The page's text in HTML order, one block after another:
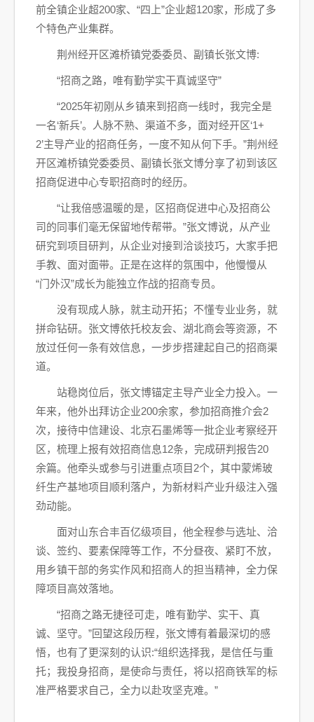
前全镇企业超200家、“四上”企业超120家，形成了多
个特色产业集群。
荆州经开区滩桥镇党委委员、副镇长张文博:
“招商之路，唯有勤学实干真诚坚守”
“2025年初刚从乡镇来到招商一线时，我完全是
一名‘新兵’。人脉不熟、渠道不多，面对经开区‘1+
2’主导产业的招商任务，一度不知从何下手。”荆州经
开区滩桥镇党委委员、副镇长张文博分享了初到该区
招商促进中心专职招商时的经历。
“让我倍感温暖的是，区招商促进中心及招商公
司的同事们毫无保留地传帮带。”张文博说，从产业
研究到项目研判，从企业对接到洽谈技巧，大家手把
手教、面对面带。正是在这样的氛围中，他慢慢从
“门外汉”成长为能独立作战的招商专员。
没有现成人脉，就主动开拓；不懂专业业务，就
拼命钻研。张文博依托校友会、湖北商会等资源，不
放过任何一条有效信息，一步步搭建起自己的招商渠
道。
站稳岗位后，张文博锚定主导产业全力投入。一
年来，他外出拜访企业200余家，参加招商推介会2
次，接待中信建设、北京石墨烯等一批企业考察经开
区，梳理上报有效招商信息12条，完成研判报告20
余篇。他牵头或参与引进重点项目2个，其中蒙烯玻
纤生产基地项目顺利落户，为新材料产业升级注入强
劲动能。
面对山东合丰百亿级项目，他全程参与选址、洽
谈、签约、要素保障等工作，不分昼夜、紧盯不放，
用乡镇干部的务实作风和招商人的担当精神，全力保
障项目高效落地。
“招商之路无捷径可走，唯有勤学、实干、真
诚、坚守。”回望这段历程，张文博有着最深切的感
悟，也有了更深刻的认识:“组织选择我，是信任与重
托；我投身招商，是使命与责任，将以招商铁军的标
准严格要求自己，全力以赴攻坚克难。”